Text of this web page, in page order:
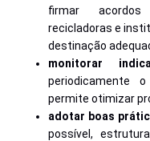
firmar
recicladoras e
destinação
monitorar
periodicamente
permite otimizar
adotar boas
possível,